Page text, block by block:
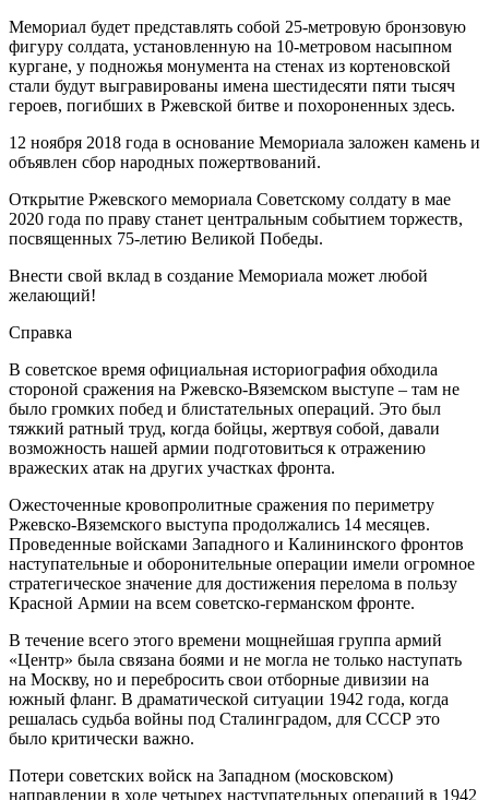
Мемориал будет представлять собой 25-метровую бронзовую
фигуру солдата, установленную на 10-метровом насыпном
кургане, у подножья монумента на стенах из кортеновской
стали будут выгравированы имена шестидесяти пяти тысяч
героев, погибших в Ржевской битве и похороненных здесь.
12 ноября 2018 года в основание Мемориала заложен камень и
объявлен сбор народных пожертвований.
Открытие Ржевского мемориала Советскому солдату в мае
2020 года по праву станет центральным событием торжеств,
посвященных 75-летию Великой Победы.
Внести свой вклад в создание Мемориала может любой
желающий!
Справка
В советское время официальная историография обходила
стороной сражения на Ржевско-Вяземском выступе – там не
было громких побед и блистательных операций. Это был
тяжкий ратный труд, когда бойцы, жертвуя собой, давали
возможность нашей армии подготовиться к отражению
вражеских атак на других участках фронта.
Ожесточенные кровопролитные сражения по периметру
Ржевско-Вяземского выступа продолжались 14 месяцев.
Проведенные войсками Западного и Калининского фронтов
наступательные и оборонительные операции имели огромное
стратегическое значение для достижения перелома в пользу
Красной Армии на всем советско-германском фронте.
В течение всего этого времени мощнейшая группа армий
«Центр» была связана боями и не могла не только наступать
на Москву, но и перебросить свои отборные дивизии на
южный фланг. В драматической ситуации 1942 года, когда
решалась судьба войны под Сталинградом, для СССР это
было критически важно.
Потери советских войск на Западном (московском)
направлении в ходе четырех наступательных операций в 1942